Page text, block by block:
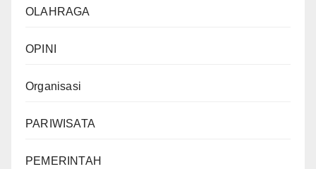
OLAHRAGA
OPINI
Organisasi
PARIWISATA
PEMERINTAH